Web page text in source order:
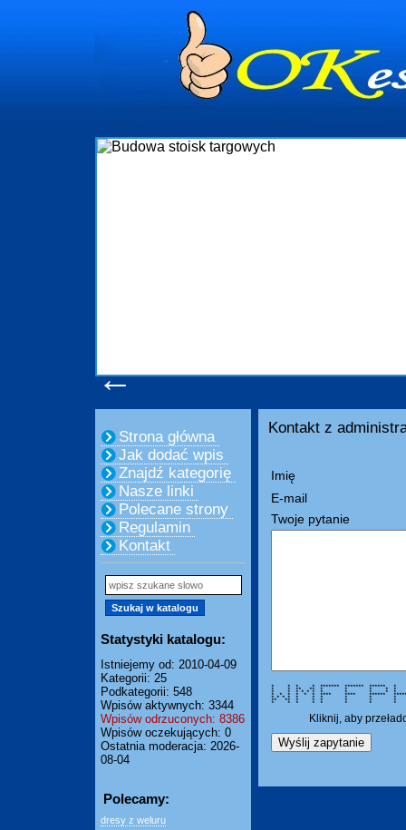
←
Strona główna
Jak dodać wpis
Znajdź kategorię
Nasze linki
Polecane strony
Regulamin
Kontakt
Statystyki katalogu:
Istniejemy od: 2010-04-09
Kategorii: 25
Podkategorii: 548
Wpisów aktywnych: 3344
Wpisów odrzuconych: 8386
Wpisów oczekujących: 0
Ostatnia moderacja: 2026-
08-04
Polecamy:
dresy z weluru
Kontakt z
Imię
E-mail
Twoje pytanie
* * * * ******* ******* ****** *
* * ** ** * * * *
* * * * * * * * *
* * * * * * **** **** ******
* * * * * * * *
** ** * * * * *
* * * * * * * * *
Kliknij, aby